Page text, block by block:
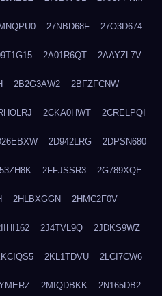
27NBD68F 27O3D674
2A01R6QT 2AAYZL7V
2B2G3AW2 2BFZFCNW
2CKA0HWT 2CRELPQI
2D942LRG 2DPSN680
2FFJSSR3 2G789XQE
2HLBXGGN 2HMC2F0V
2J4TVL9Q 2JDKS9WZ
2KL1TDVU 2LCI7CW6
2MIQDBKK 2N165DB2